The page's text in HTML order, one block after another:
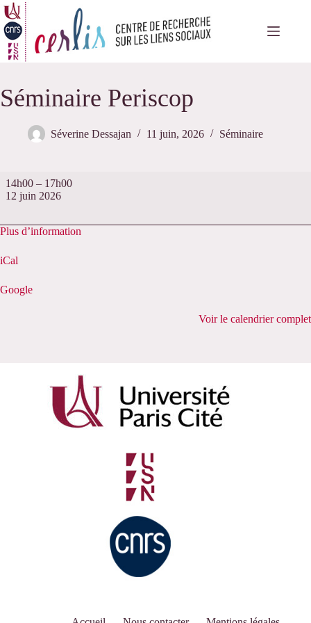
Passer
au
contenu
Séminaire Periscop
Séverine Dessajan 11 juin, 2026 Séminaire
Séminaire
Periscop
14h00 – 17h00
12 juin 2026
Plus d’information
iCal
Google
Voir le calendrier complet